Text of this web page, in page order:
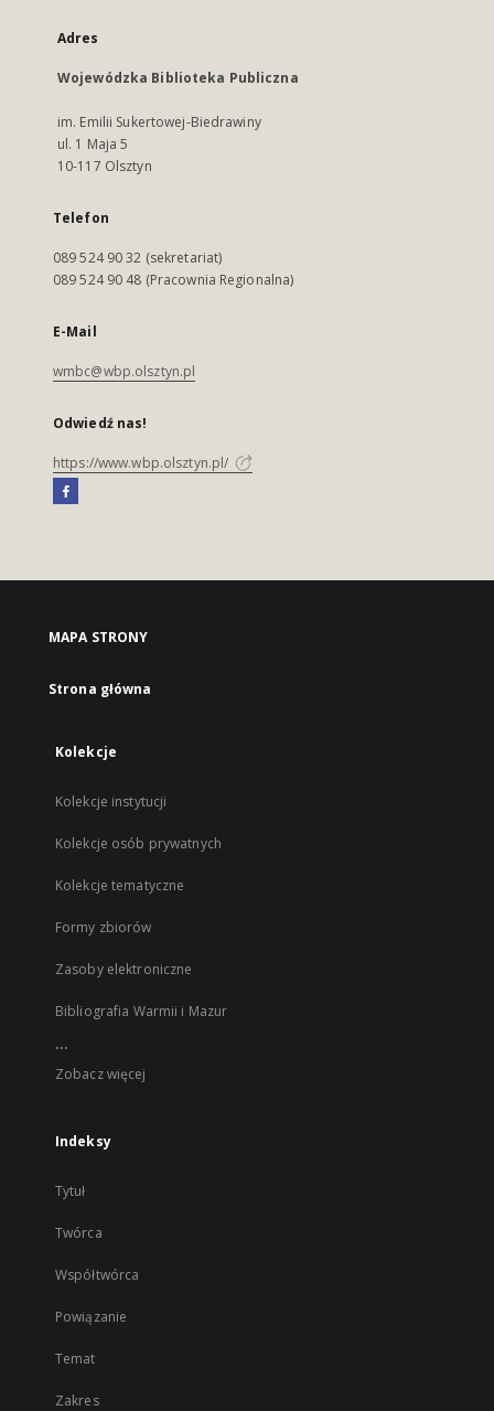
Adres
Wojewódzka Biblioteka Publiczna
im. Emilii Sukertowej-Biedrawiny
ul. 1 Maja 5
10-117 Olsztyn
Telefon
089 524 90 32 (sekretariat)
089 524 90 48 (Pracownia Regionalna)
E-Mail
wmbc@wbp.olsztyn.pl
Odwiedź nas!
https://www.wbp.olsztyn.pl/
MAPA STRONY
Strona główna
Kolekcje
Kolekcje instytucji
Kolekcje osób prywatnych
Kolekcje tematyczne
Formy zbiorów
Zasoby elektroniczne
Bibliografia Warmii i Mazur
...
Zobacz więcej
Indeksy
Tytuł
Twórca
Współtwórca
Powiązanie
Temat
Zakres